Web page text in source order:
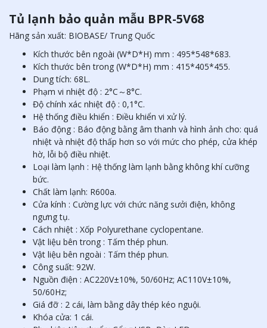
Tủ lạnh bảo quản mẫu BPR-5V68
Hãng sản xuất: BIOBASE/ Trung Quốc
Kích thước bên ngoài (W*D*H) mm : 495*548*683.
Kích thước bên trong (W*D*H) mm : 415*405*455.
Dung tích: 68L.
Phạm vi nhiệt độ : 2°C～8°C.
Độ chính xác nhiệt độ : 0,1°C.
Hệ thống điều khiển : Điều khiển vi xử lý.
Báo động : Báo động bằng âm thanh và hình ảnh cho: quá
nhiệt và nhiệt độ thấp hơn so với mức cho phép, cửa khép
hờ, lỗi bộ điều nhiệt.
Loại làm lạnh : Hệ thống làm lạnh bằng không khí cưỡng
bức.
Chất làm lạnh: R600a.
Cửa kính : Cường lực với chức năng sưởi điện, không
ngưng tụ.
Cách nhiệt : Xốp Polyurethane cyclopentane.
Vật liệu bên trong : Tấm thép phun.
Vật liệu bên ngoài : Tấm thép phun.
Công suất: 92W.
Nguồn điện : AC220V±10%, 50/60Hz; AC110V±10%,
50/60Hz;
Giá đỡ : 2 cái, làm bằng dây thép kéo nguội.
Khóa cửa: 1 cái.